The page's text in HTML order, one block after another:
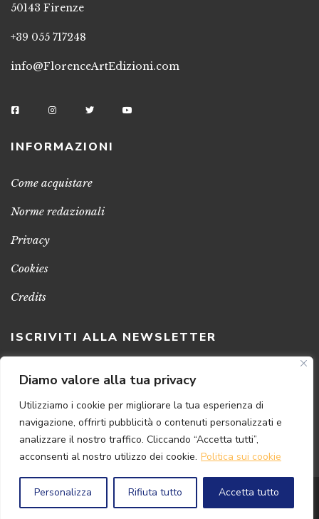
Diamo valore alla tua privacy
Utilizziamo i cookie per migliorare la tua esperienza di
navigazione, offrirti pubblicità o contenuti personalizzati e
analizzare il nostro traffico. Cliccando “Accetta tutti”,
acconsenti al nostro utilizzo dei cookie. Politica sui cookie
Personalizza Rifiuta tutto Accetta tutto
50143 Firenze
+39 055 717248
info@FlorenceArtEdizioni.com
INFORMAZIONI
Come acquistare
Norme redazionali
Privacy
Cookies
Credits
ISCRIVITI ALLA NEWSLETTER
Clicca sul pulsante per ricevere le nostre ultime novità,
notizie e promozioni
ISCRIVITI ADESSO
© 2024 FlorenceArtEdizioni | P.IVA 04813630482
Powered by{SP} Digital & Consulting